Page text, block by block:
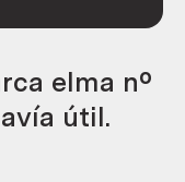
elma nº
útil.